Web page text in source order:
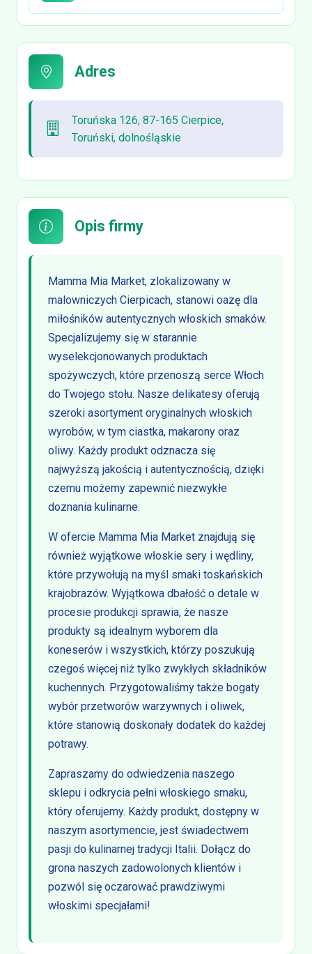
Adres
Toruńska 126, 87-165 Cierpice,
Toruński, dolnośląskie
Opis firmy
Mamma Mia Market, zlokalizowany w
malowniczych Cierpicach, stanowi oazę dla
miłośników autentycznych włoskich smaków.
Specjalizujemy się w starannie
wyselekcjonowanych produktach
spożywczych, które przenoszą serce Włoch
do Twojego stołu. Nasze delikatesy oferują
szeroki asortyment oryginalnych włoskich
wyrobów, w tym ciastka, makarony oraz
oliwy. Każdy produkt odznacza się
najwyższą jakością i autentycznością, dzięki
czemu możemy zapewnić niezwykłe
doznania kulinarne.
W ofercie Mamma Mia Market znajdują się
również wyjątkowe włoskie sery i wędliny,
które przywołują na myśl smaki toskańskich
krajobrazów. Wyjątkowa dbałość o detale w
procesie produkcji sprawia, że nasze
produkty są idealnym wyborem dla
koneserów i wszystkich, którzy poszukują
czegoś więcej niż tylko zwykłych składników
kuchennych. Przygotowaliśmy także bogaty
wybór przetworów warzywnych i oliwek,
które stanowią doskonały dodatek do każdej
potrawy.
Zapraszamy do odwiedzenia naszego
sklepu i odkrycia pełni włoskiego smaku,
który oferujemy. Każdy produkt, dostępny w
naszym asortymencie, jest świadectwem
pasji do kulinarnej tradycji Italii. Dołącz do
grona naszych zadowolonych klientów i
pozwól się oczarować prawdziwymi
włoskimi specjałami!